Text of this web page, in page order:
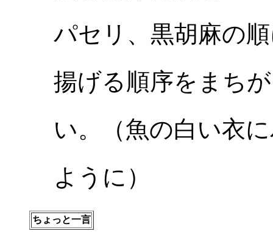
パセリ、黒胡麻の
揚げる順序をまち
い。（魚の白い衣
ように）
ちょっと一言